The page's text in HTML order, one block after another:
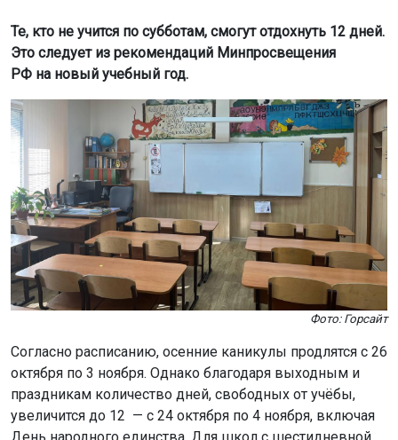
Те, кто не учится по субботам, смогут отдохнуть 12 дней.
Это следует из рекомендаций Минпросвещения
РФ на новый учебный год.
Фото: Горсайт
Согласно расписанию, осенние каникулы продлятся с 26
октября по 3 ноября. Однако благодаря выходным и
праздникам количество дней, свободных от учёбы,
увеличится до 12 — с 24 октября по 4 ноября, включая